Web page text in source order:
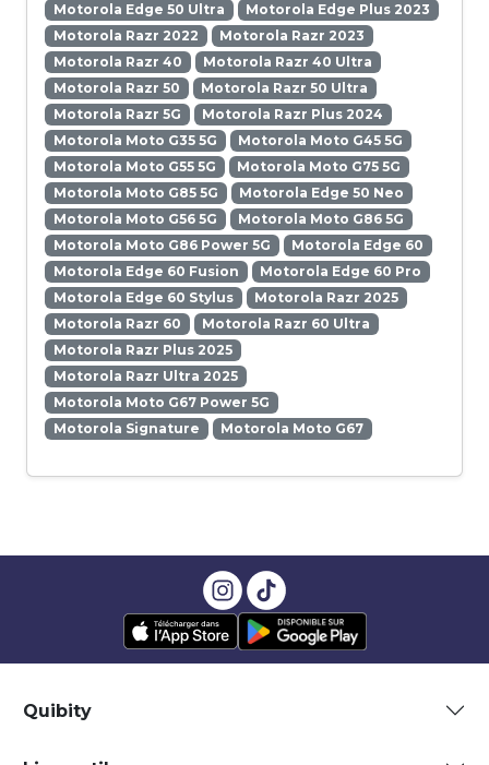
Motorola Edge 50 Ultra
Motorola Edge Plus 2023
Motorola Razr 2022
Motorola Razr 2023
Motorola Razr 40
Motorola Razr 40 Ultra
Motorola Razr 50
Motorola Razr 50 Ultra
Motorola Razr 5G
Motorola Razr Plus 2024
Motorola Moto G35 5G
Motorola Moto G45 5G
Motorola Moto G55 5G
Motorola Moto G75 5G
Motorola Moto G85 5G
Motorola Edge 50 Neo
Motorola Moto G56 5G
Motorola Moto G86 5G
Motorola Moto G86 Power 5G
Motorola Edge 60
Motorola Edge 60 Fusion
Motorola Edge 60 Pro
Motorola Edge 60 Stylus
Motorola Razr 2025
Motorola Razr 60
Motorola Razr 60 Ultra
Motorola Razr Plus 2025
Motorola Razr Ultra 2025
Motorola Moto G67 Power 5G
Motorola Signature
Motorola Moto G67
Quibity